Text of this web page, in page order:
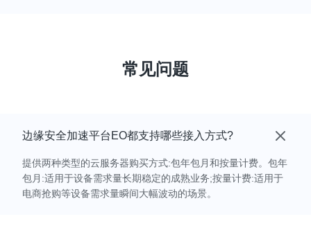
常见问题
边缘安全加速平台EO都支持哪些接入方式?
提供两种类型的云服务器购买方式:包年包月和按量计费。包年
包月:适用于设备需求量长期稳定的成熟业务;按量计费:适用于
电商抢购等设备需求量瞬间大幅波动的场景。